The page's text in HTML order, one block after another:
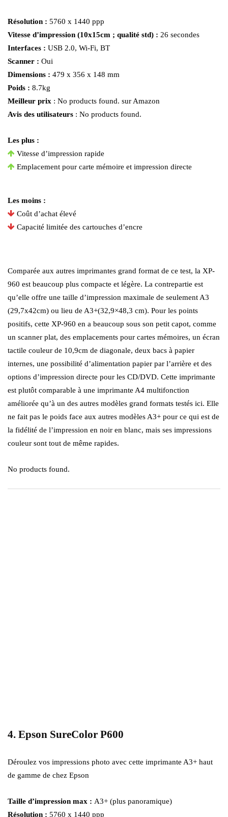
Résolution : 5760 x 1440 ppp
Vitesse d’impression (10x15cm ; qualité std) : 26 secondes
Interfaces : USB 2.0, Wi-Fi, BT
Scanner : Oui
Dimensions : 479 x 356 x 148 mm
Poids : 8.7kg
Meilleur prix : No products found. sur Amazon
Avis des utilisateurs : No products found.
Les plus :
Vitesse d’impression rapide
Emplacement pour carte mémoire et impression directe
Les moins :
Coût d’achat élevé
Capacité limitée des cartouches d’encre
Comparée aux autres imprimantes grand format de ce test, la XP-
960 est beaucoup plus compacte et légère. La contrepartie est
qu’elle offre une taille d’impression maximale de seulement A3
(29,7x42cm) ou lieu de A3+(32,9×48,3 cm). Pour les points
positifs, cette XP-960 en a beaucoup sous son petit capot, comme
un scanner plat, des emplacements pour cartes mémoires, un écran
tactile couleur de 10,9cm de diagonale, deux bacs à papier
internes, une possibilité d’alimentation papier par l’arrière et des
options d’impression directe pour les CD/DVD. Cette imprimante
est plutôt comparable à une imprimante A4 multifonction
améliorée qu’à un des autres modèles grand formats testés ici. Elle
ne fait pas le poids face aux autres modèles A3+ pour ce qui est de
la fidélité de l’impression en noir en blanc, mais ses impressions
couleur sont tout de même rapides.
No products found.
4. Epson SureColor P600
Déroulez vos impressions photo avec cette imprimante A3+ haut
de gamme de chez Epson
Taille d’impression max : A3+ (plus panoramique)
Résolution : 5760 x 1440 ppp